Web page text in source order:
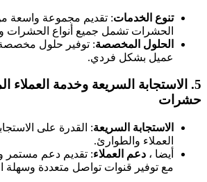
تنوع الخدمات: تقديم مجموعة واسعة
الحشرات تشمل جميع أنواع الحشرات
الحلول المخصصة: توفير حلول
عميل بشكل فردي.
5. الاستجابة السريعة وخدمة العملاء
حشرات
الاستجابة السريعة: القدرة على
العملاء والطوارئ.
أيضا ، دعم العملاء: تقديم دعم مستمر
مع توفير قنوات تواصل متعددة وسهلة